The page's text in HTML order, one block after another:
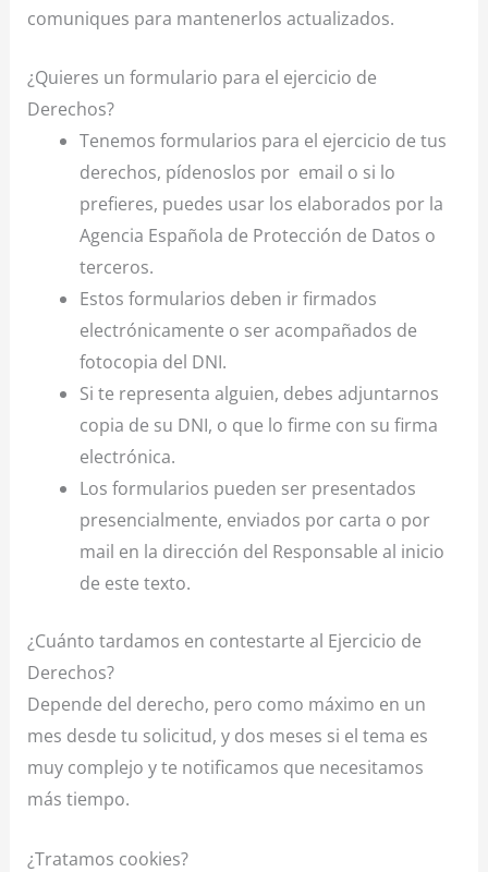
comuniques para mantenerlos actualizados.
¿Quieres un formulario para el ejercicio de
Derechos?
Tenemos formularios para el ejercicio de tus
derechos, pídenoslos por email o si lo
prefieres, puedes usar los elaborados por la
Agencia Española de Protección de Datos o
terceros.
Estos formularios deben ir firmados
electrónicamente o ser acompañados de
fotocopia del DNI.
Si te representa alguien, debes adjuntarnos
copia de su DNI, o que lo firme con su firma
electrónica.
Los formularios pueden ser presentados
presencialmente, enviados por carta o por
mail en la dirección del Responsable al inicio
de este texto.
¿Cuánto tardamos en contestarte al Ejercicio de
Derechos?
Depende del derecho, pero como máximo en un
mes desde tu solicitud, y dos meses si el tema es
muy complejo y te notificamos que necesitamos
más tiempo.
¿Tratamos cookies?